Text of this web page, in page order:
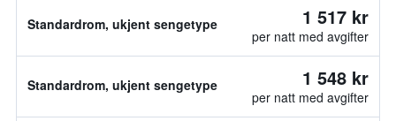
Standardrom, ukjent sengetype 1 517 kr
per natt med avgifter
Standardrom, ukjent sengetype 1 548 kr
per natt med avgifter